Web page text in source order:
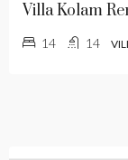
Villa Kolam
14 14